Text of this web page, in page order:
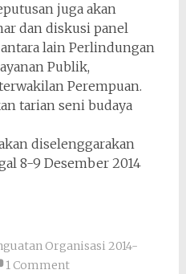
juga akan
dan diskusi panel
lain Perlindungan
Publik,
Perempuan.
tarian seni budaya
diselenggarakan
8-9 Desember 2014
Organisasi 2014-
1 Comment